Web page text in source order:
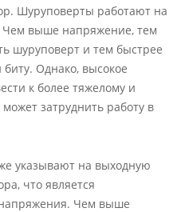
Шуруповерты работают на
Чем выше напряжение, тем
шуруповерт и тем быстрее
Однако, высокое
к более тяжелому и
затруднить работу в
указывают на выходную
что является
Чем выше